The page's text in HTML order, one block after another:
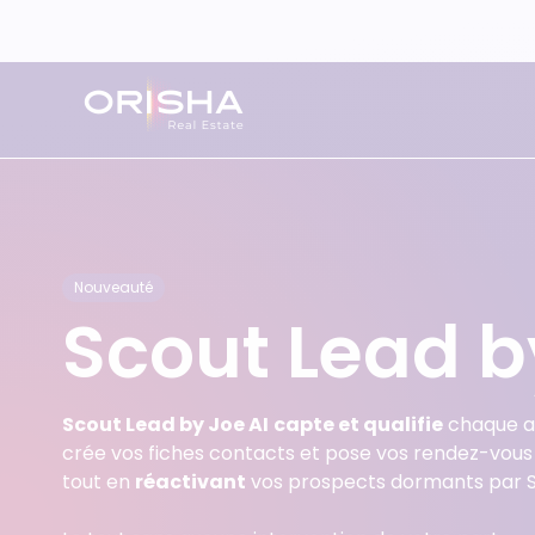
Immobilier tertiaire
Administration de biens résidentiels
Tourisme
Externalisation administrative et comptable
Webinars
Notre histoire
Nos certifications Qualiopi
Scout Lead
Nouveauté
Scout Lead by Joe AI capte et qualifie chaque
crée vos fiches contacts et pose vos rendez-
tout en réactivant vos prospects dormants par